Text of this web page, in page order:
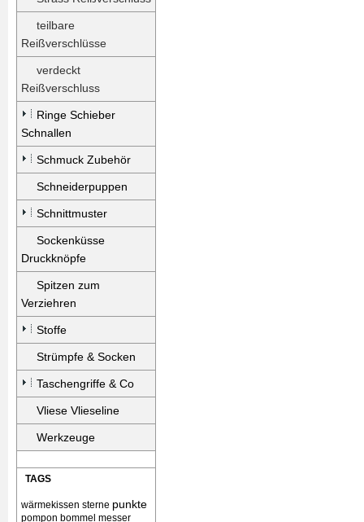
teilbare
Reißverschlüsse
verdeckt
Reißverschluss
Ringe Schieber
Schnallen
Schmuck Zubehör
Schneiderpuppen
Schnittmuster
Sockenküsse
Druckknöpfe
Spitzen zum
Verziehren
Stoffe
Strümpfe & Socken
Taschengriffe & Co
Vliese Vlieseline
Werkzeuge
TAGS
wärmekissen sterne punkte
pompon bommel messer